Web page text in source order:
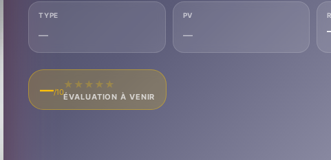
TYPE
—
PV
—
—/10
★ ★ ★ ★ ★
ÉVALUATION À VENIR